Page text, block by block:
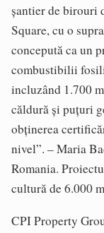
șantier de birouri
Square, cu o
concepută ca un
combustibilii fosili
incluzând 1.700
căldură și puțuri
obținerea
nivel”. – Maria
Romania.
cultură de 6.000
CPI Property